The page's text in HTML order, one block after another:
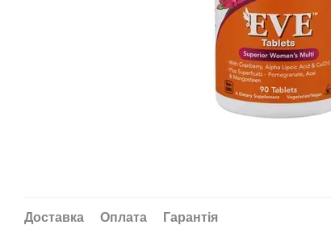
Доставка Оплата
Гарантія